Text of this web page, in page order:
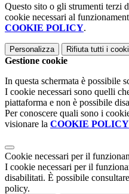
Questo sito o gli strumenti terzi
cookie necessari al
COOKIE POLICY.
Personalizza Rifiuta tutti i
Gestione cookie
In questa schermata è possibile
I cookie necessari sono quelli
piattaforma e non è possibile
Per conoscere quali sono i
visionare la COOKIE POLICY
Cookie necessari per il
I cookie necessari per il
disabilitati. È possibile
policy.